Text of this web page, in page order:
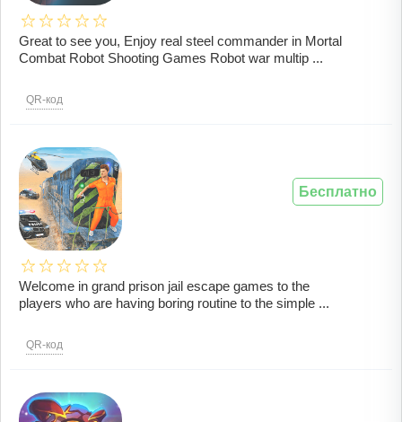
Great to see you, Enjoy real steel commander in Mortal
Combat Robot Shooting Games Robot war multip ...
QR-код
Welcome in grand prison jail escape games to the
players who are having boring routine to the simple ...
QR-код
Бесплатно